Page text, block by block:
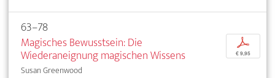
63–78
Magisches Bewusstsein: Die
Wiederaneignung magischen Wissens
Susan Greenwood
p
€ 9,95